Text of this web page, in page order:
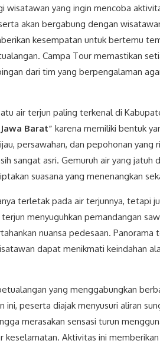
wisatawan yang ingin mencoba
akan bergabung dengan
kesempatan untuk bertemu
Campa Tour memastikan
dari tim yang berpengalaman
air terjun paling terkenal di
Barat” karena memiliki bentuk
persawahan, dan pepohonan yang
sangat asri. Gemuruh air yang
suasana yang menenangkan
terletak pada air terjunnya, tetapi
menyuguhkan pemandangan
nuansa pedesaan.
dapat menikmati keindahan
yang menggabungkan
ini, peserta diajak menyusuri aliran
merasakan sensasi turun
keselamatan. Aktivitas ini